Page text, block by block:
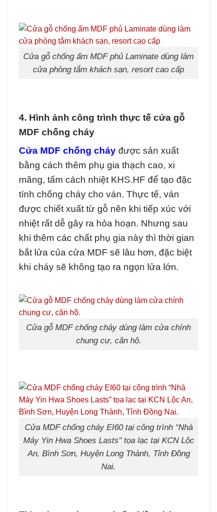
Cửa gỗ chống ẩm MDF phủ Laminate dùng làm
cửa phòng tắm khách sạn, resort cao cấp
4. Hình ảnh công trình thực tế cửa gỗ
MDF chống cháy
Cửa MDF chống cháy được sản xuất
bằng cách thêm phụ gia thạch cao, xi
măng, tấm cách nhiệt KHS.HF để tạo đặc
tính chống cháy cho ván. Thực tế, ván
được chiết xuất từ gỗ nên khi tiếp xúc với
nhiệt rất dễ gây ra hỏa hoạn. Nhưng sau
khi thêm các chất phụ gia này thì thời gian
bắt lửa của cửa MDF sẽ lâu hơn, đặc biệt
khi cháy sẽ không tạo ra ngọn lửa lớn.
Cửa gỗ MDF chống cháy dùng làm cửa chính
chung cư, căn hộ.
Cửa MDF chống cháy EI60 tại công trình “Nhà
Máy Yin Hwa Shoes Lasts” tọa lạc tại KCN Lộc
An, Bình Sơn, Huyện Long Thành, Tỉnh Đồng
Nai.